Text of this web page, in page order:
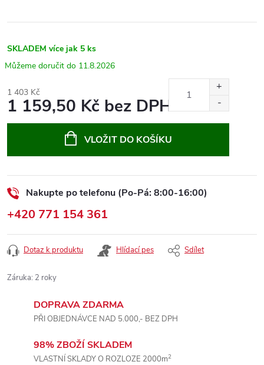
SKLADEM více jak 5 ks
11.8.2026
1 403 Kč
1 159,50 Kč bez DPH
VLOŽIT DO KOŠÍKU
Nakupte po telefonu (Po-Pá: 8:00-16:00)
+420 771 154 361
Dotaz k produktu Hlídací pes Sdílet
Záruka: 2 roky
DOPRAVA ZDARMA
PŘI OBJEDNÁVCE NAD 5.000,- BEZ DPH
98% ZBOŽÍ SKLADEM
VLASTNÍ SKLADY O ROZLOZE 2000m2